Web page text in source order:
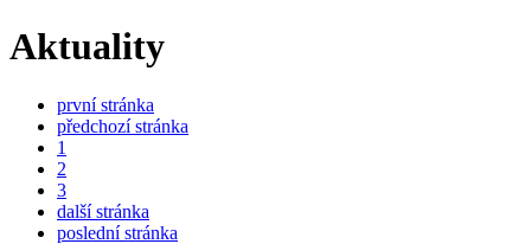
Aktuality
první stránka
předchozí stránka
1
2
3
další stránka
poslední stránka